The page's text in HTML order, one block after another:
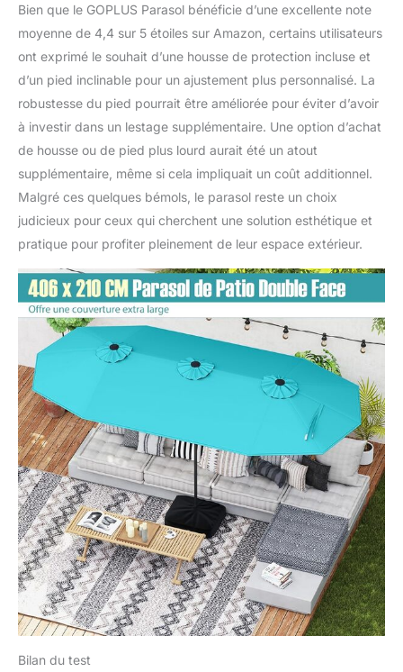
Bien que le GOPLUS Parasol bénéficie d’une excellente note
moyenne de 4,4 sur 5 étoiles sur Amazon, certains utilisateurs
ont exprimé le souhait d’une housse de protection incluse et
d’un pied inclinable pour un ajustement plus personnalisé. La
robustesse du pied pourrait être améliorée pour éviter d’avoir
à investir dans un lestage supplémentaire. Une option d’achat
de housse ou de pied plus lourd aurait été un atout
supplémentaire, même si cela impliquait un coût additionnel.
Malgré ces quelques bémols, le parasol reste un choix
judicieux pour ceux qui cherchent une solution esthétique et
pratique pour profiter pleinement de leur espace extérieur.
Bilan du test